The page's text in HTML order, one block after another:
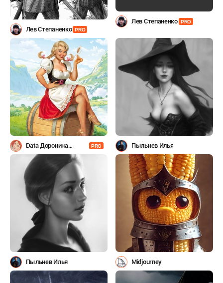
Лев Степаненко PRO
Лев Степаненко PRO
Data Доронина
Татьяна
PRO Пыльнев Илья
Пыльнев Илья Midjourney